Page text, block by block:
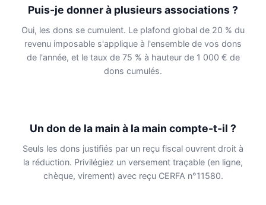
Puis-je donner à plusieurs associations ?
Oui, les dons se cumulent. Le plafond global de 20 % du
revenu imposable s'applique à l'ensemble de vos dons
de l'année, et le taux de 75 % à hauteur de 1 000 € de
dons cumulés.
Un don de la main à la main compte-t-il ?
Seuls les dons justifiés par un reçu fiscal ouvrent droit à
la réduction. Privilégiez un versement traçable (en ligne,
chèque, virement) avec reçu CERFA n°11580.